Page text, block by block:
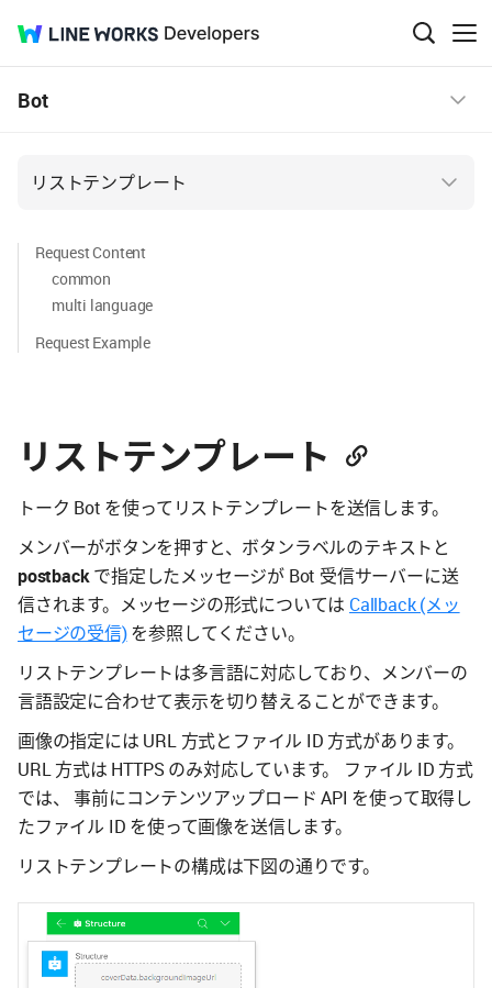
LINE
WORKS
Developers
검
색
메
뉴
기
Bot
リストテンプレート
リストテンプレート
トーク Bot を使ってリストテンプレートを送信します。
メンバーがボタンを押すと、ボタンラベルのテキストと
postbackで指定したメッセージが Bot 受信サーバーに送
信されます。メッセージの形式については Callback (メッ
セージの受信)を参照してください。
リストテンプレートは多言語に対応しており、メンバーの
言語設定に合わせて表示を切り替えることができます。
画像の指定には URL 方式とファイル ID 方式があります。
URL 方式は HTTPS のみ対応しています。 ファイル ID 方式
では、 事前にコンテンツアップロード API を使って取得し
たファイル ID を使って画像を送信します。
リストテンプレートの構成は下図の通りです。
Request Content
common
multi language
Request Example